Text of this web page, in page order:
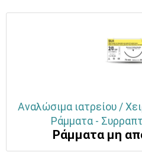
Αναλώσιμα ιατρείου /
Ράμματα -
Ράμματα μη